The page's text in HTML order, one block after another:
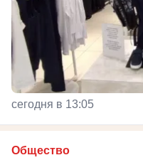
сегодня в 13:05
Общество